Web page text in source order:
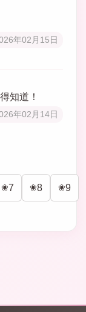
年02月15日
知道！
年02月14日
7 8 9